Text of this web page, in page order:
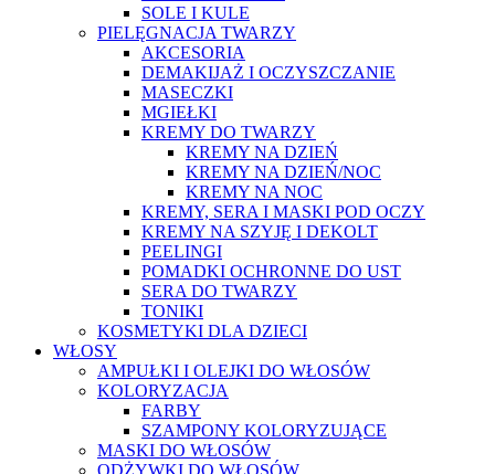
SOLE I KULE
PIELĘGNACJA TWARZY
AKCESORIA
DEMAKIJAŻ I OCZYSZCZANIE
MASECZKI
MGIEŁKI
KREMY DO TWARZY
KREMY NA DZIEŃ
KREMY NA DZIEŃ/NOC
KREMY NA NOC
KREMY, SERA I MASKI POD OCZY
KREMY NA SZYJĘ I DEKOLT
PEELINGI
POMADKI OCHRONNE DO UST
SERA DO TWARZY
TONIKI
KOSMETYKI DLA DZIECI
WŁOSY
AMPUŁKI I OLEJKI DO WŁOSÓW
KOLORYZACJA
FARBY
SZAMPONY KOLORYZUJĄCE
MASKI DO WŁOSÓW
ODŻYWKI DO WŁOSÓW